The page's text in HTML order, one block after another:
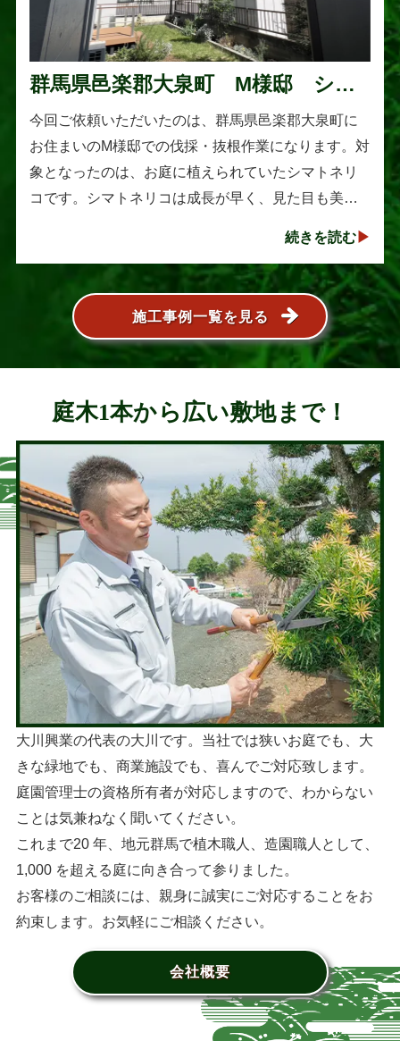
群馬県邑楽郡大泉町 M様邸 シマ
トネリコの伐採と抜根作業
今回ご依頼いただいたのは、群馬県邑楽郡大泉町に
お住まいのM様邸での伐採・抜根作業になります。対
象となったのは、お庭に植えられていたシマトネリ
コです。シマトネリコは成長が早く、見た目も美し
続きを読む
施工事例一覧を見る
庭木1本から広い敷地まで！
大川興業の代表の大川です。当社では狭いお庭でも、大
きな緑地でも、商業施設でも、喜んでご対応致します。
庭園管理士の資格所有者が対応しますので、わからない
ことは気兼ねなく聞いてください。
これまで20 年、地元群馬で植木職人、造園職人として、
1,000 を超える庭に向き合って参りました。
お客様のご相談には、親身に誠実にご対応することをお
約束します。お気軽にご相談ください。
会社概要